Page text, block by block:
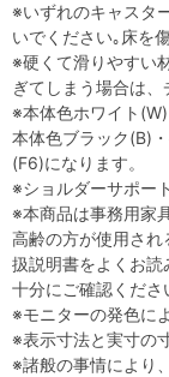
※いずれのキャスタ
いでください｡床を
※硬くて滑りやすい
ぎてしまう場合は
※本体色ホワイト
本体色ブラック(B)
(F6)になります。
※ショルダーサポー
※本商品は事務用家
高齢の方が使用され
扱説明書をよくお
十分にご確認くださ
※モニターの発色に
※表示寸法と実寸の
※諸般の事情により